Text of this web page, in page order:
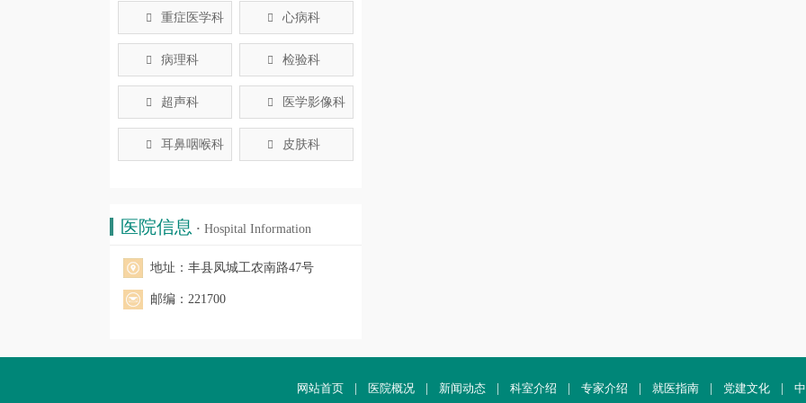
 重症医学科  心病科
 病理科  检验科
 超声科  医学影像科
 耳鼻咽喉科  皮肤科
医院信息 · Hospital Information
地址：丰县凤城工农南路47号
邮编：221700
网站首页 医院概况 新闻动态 科室介绍 专家介绍 就医指南 党建文化